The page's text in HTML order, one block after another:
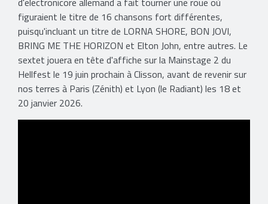
figuraient le titre de 16 chansons fort différentes,
puisqu'incluant un titre de LORNA SHORE, BON JOVI,
BRING ME THE HORIZON et Elton John, entre autres. Le
sextet jouera en tête d'affiche sur la Mainstage 2 du
Hellfest le 19 juin prochain à Clisson, avant de revenir sur
nos terres à Paris (Zénith) et Lyon (le Radiant) les 18 et
20 janvier 2026.